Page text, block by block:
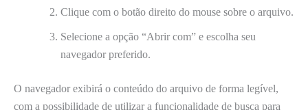
Clique com o botão direito do mouse sobre o arquivo.
Selecione a opção “Abrir com” e escolha seu
navegador preferido.
O navegador exibirá o conteúdo do arquivo de forma legível,
com a possibilidade de utilizar a funcionalidade de busca para